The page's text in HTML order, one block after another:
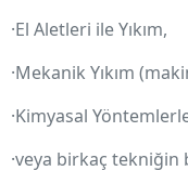
·El Aletleri ile Yıkım,
·Mekanik Yıkım
·Kimyasal Yöntemlerle
·veya birkaç tekniğin